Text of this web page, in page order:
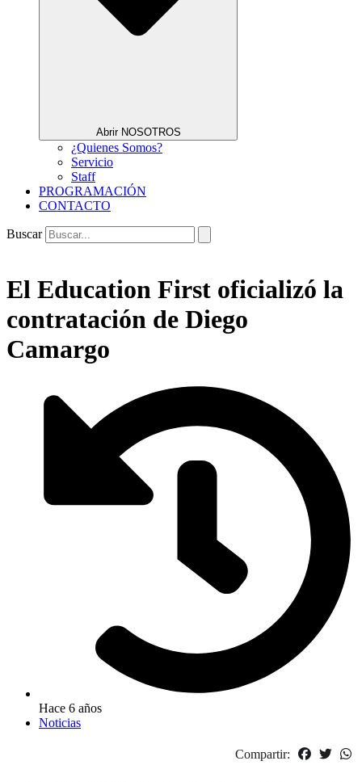
Abrir NOSOTROS
¿Quienes Somos?
Servicio
Staff
PROGRAMACIÓN
CONTACTO
Buscar
El Education First oficializó la
contratación de Diego
Camargo
Hace 6 años
Noticias
Compartir: